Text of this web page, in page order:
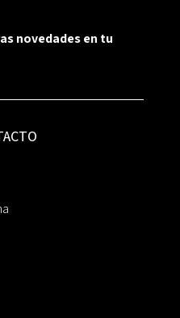
novedades en tu